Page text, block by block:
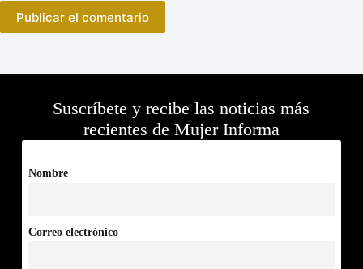
Publicar el comentario
Suscríbete y recibe las noticias más
recientes de Mujer Informa
Nombre
Correo electrónico